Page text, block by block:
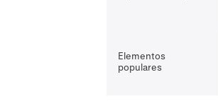
Elementos
populares